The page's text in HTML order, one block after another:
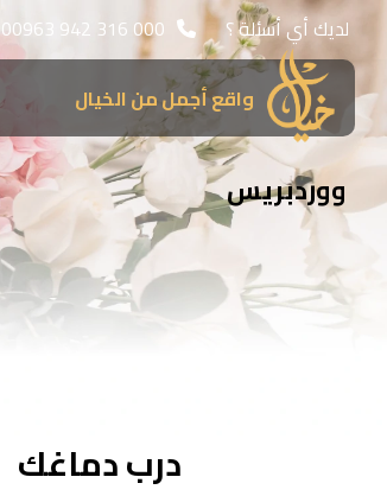
لديك أي أسئلة ؟
00963 942 316 000
واقع أجمل من الخيال
ووردبريس
درب دماغك